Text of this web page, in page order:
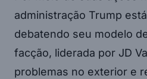
administração Trump
debatendo seu modelo
facção, liderada por JD
problemas no exterior e